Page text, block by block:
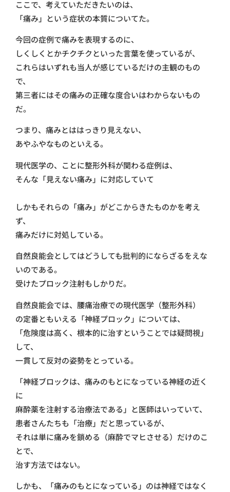
ここで、考えていただきたいのは、
「痛み」という症状の本質についてた。
今回の症例で痛みを表現するのに、
しくしくとかチクチクといった言葉を使っているが、
これらはいずれも当人が感じているだけの主観のもの
で、
第三者にはその痛みの正確な度合いはわからないもの
だ。
つまり、痛みとははっきり見えない、
あやふやなものといえる。
現代医学の、ことに整形外科が関わる症例は、
そんな「見えない痛み」に対応していて
しかもそれらの「痛み」がどこからきたものかを考え
ず、
痛みだけに対処している。
自然良能会としてはどうしても批判的にならざるをえな
いのである。
受けたプロック注射もしかりだ。
自然良能会では、腰痛治療での現代医学（整形外科）
の定番ともいえる「神経プロック」については、
「危険度は高く、根本的に治すということでは疑問視」
して、
一貫して反対の姿勢をとっている。
「神経ブロックは、痛みのもとになっている神経の近く
に
麻酔薬を注射する治療法である」と医師はいっていて、
患者さんたちも「治療」だと思っているが、
それは単に痛みを鎖める（麻酔でマヒさせる）だけのこ
とで、
治す方法ではない。
しかも、「痛みのもとになっている」のは神経ではなく